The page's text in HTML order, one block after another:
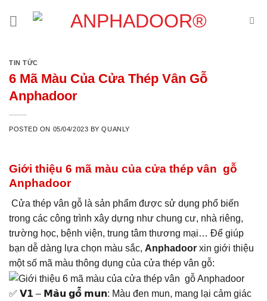
TIN TỨC
6 Mã Màu Của Cửa Thép Vân Gỗ
Anphadoor
POSTED ON 05/04/2023 BYQUANLY
Giới thiệu 6 mã màu của cửa thép vân gỗ
Anphadoor
Cửa thép vân gỗ là sản phẩm được sử dụng phổ biến
trong các công trình xây dựng như chung cư, nhà riêng,
trường học, bệnh viện, trung tâm thương mại… Để giúp
bạn dễ dàng lựa chọn màu sắc, Anphadoor xin giới thiệu
một số mã màu thông dụng của cửa thép vân gỗ:
✅ 𝗩𝟭 – 𝗠𝗮̀𝘂 𝗴𝗼̂̃ 𝗺𝘂𝗻: Màu đen mun, mang lại cảm giác